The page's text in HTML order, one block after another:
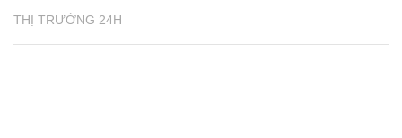
THỊ TRƯỜNG 24H